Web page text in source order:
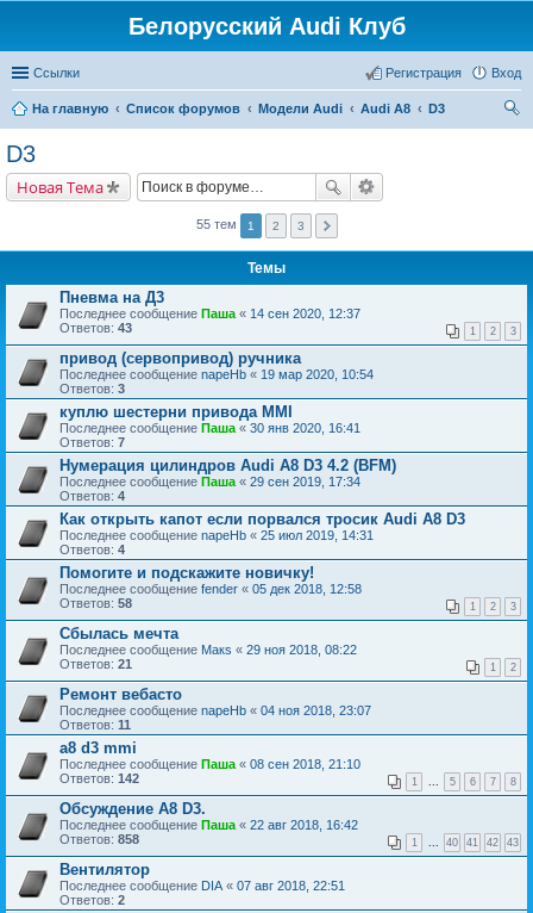
Белорусский Audi Клуб
Ссылки Вход
Регистрация
На главную Список форумов Модели Audi Audi A8
D3
D3
Новая Тема
55 тем 1 2 3
Темы
Пневма на Д3
Последнее сообщение Паша « 14 сен 2020, 12:37
Ответов: 43 1 2 3
привод (сервопривод) ручника
Последнее сообщение napeHb « 19 мар 2020, 10:54
Ответов: 3
куплю шестерни привода ММI
Последнее сообщение Паша « 30 янв 2020, 16:41
Ответов: 7
Нумерация цилиндров Audi A8 D3 4.2 (BFM)
Последнее сообщение Паша « 29 сен 2019, 17:34
Ответов: 4
Как открыть капот если порвался тросик Audi A8 D3
Последнее сообщение napeHb « 25 июл 2019, 14:31
Ответов: 4
Помогите и подскажите новичку!
Последнее сообщение fender « 05 дек 2018, 12:58
Ответов: 58 1 2 3
Сбылась мечта
Последнее сообщение Макs « 29 ноя 2018, 08:22
Ответов: 21 1 2
Ремонт вебасто
Последнее сообщение napeHb « 04 ноя 2018, 23:07
Ответов: 11
a8 d3 mmi
Последнее сообщение Паша « 08 сен 2018, 21:10
Ответов: 142 1 ... 5 6 7 8
Обсуждение А8 D3.
Последнее сообщение Паша « 22 авг 2018, 16:42
Ответов: 858 1 ... 40 41 42 43
Вентилятор
Последнее сообщение DIA « 07 авг 2018, 22:51
Ответов: 2